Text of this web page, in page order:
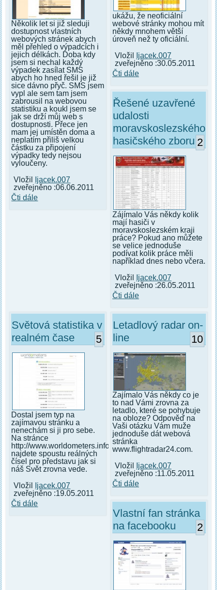
Několik let si již sleduji
dostupnost vlastních
webových stránek abych
měl přehled o výpadcích i
jejich délkách. Doba kdy
jsem si nechal každý
výpadek zasílat SMS
abych ho hned řešil je již
sice dávno přyč. SMS jsem
vypl ale sem tam jsem
zabrousil na webovou
statistiku a koukl jsem se
jak se drží můj web s
dostupnosti. Přece jen
mam jej umístěn doma a
neplatím přiliš velkou
částku za připojení
výpadky tedy nejsou
vyloučeny.
Vložil
Ijacek.007
zveřejněno :06.06.2011
Čti dále
ukážu, že neoficiální
webové stránky mohou mít
někdy mnohem větší
úroveň než ty oficiální.
Vložil
Ijacek.007
zveřejněno :30.05.2011
Čti dále
Řešené uzavřené
udalosti
moravskoslezského
hasičského zboru 2
Zájímalo Vás někdy kolik
mají hasiči v
moravskoslezském kraji
práce? Pokud ano můžete
se velice jednoduše
podívat kolik práce měli
například dnes nebo včera.
Vložil
Ijacek.007
zveřejněno :26.05.2011
Čti dále
Světová statistika v
realném čase
5
Dostal jsem typ na
zajímavou stránku a
nenechám si ji pro sebe.
Na stránce
http://www.worldometers.info/
najdete spoustu reálných
čísel pro představu jak si
náš Svět zrovna vede.
Vložil
Ijacek.007
zveřejněno :19.05.2011
Čti dále
Letadlový radar on-
line
10
Zajímalo Vás někdy co je
to nad Vámi zrovna za
letadlo, které se pohybuje
na obloze? Odpověď na
Vaši otázku Vám muže
jednoduše dát webová
stránka
www.flightradar24.com.
Vložil
Ijacek.007
zveřejněno :11.05.2011
Čti dále
Vlastní fan stránka
na facebooku
2